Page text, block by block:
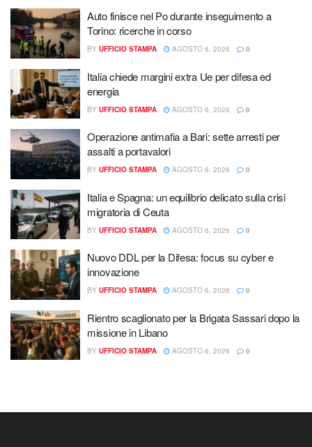
Auto finisce nel Po durante inseguimento a
Torino: ricerche in corso
BY UFFICIO STAMPA AGOSTO 6, 2026 0
Italia chiede margini extra Ue per difesa ed
energia
BY UFFICIO STAMPA AGOSTO 6, 2026 0
Operazione antimafia a Bari: sette arresti per
assalti a portavalori
BY UFFICIO STAMPA AGOSTO 6, 2026 0
Italia e Spagna: un equilibrio delicato sulla crisi
migratoria di Ceuta
BY UFFICIO STAMPA AGOSTO 6, 2026 0
Nuovo DDL per la Difesa: focus su cyber e
innovazione
BY UFFICIO STAMPA AGOSTO 6, 2026 0
Rientro scaglionato per la Brigata Sassari dopo la
missione in Libano
BY UFFICIO STAMPA AGOSTO 6, 2026 0